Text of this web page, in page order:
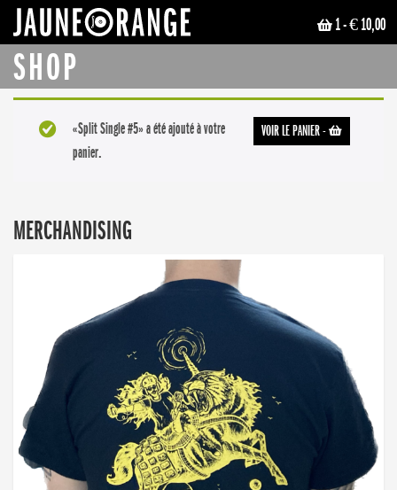
1- € 10,00
SHOP
VOIR LE PANIER-
«Split Single #5» a été ajouté à votre
panier.
MERCHANDISING